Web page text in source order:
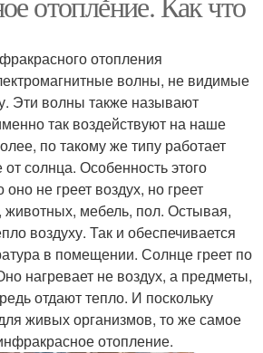
отопления
волны, не видимые
Эти волны также называют
так воздействуют на наше
по такому же типу работает
солнца. Особенность этого
не греет воздух, но греет
мебель, пол. Остывая,
воздуху. Так и обеспечивается
в помещении. Солнце греет по
нагревает не воздух, а предметы,
отдают тепло. И поскольку
живых организмов, то же самое
отопление.